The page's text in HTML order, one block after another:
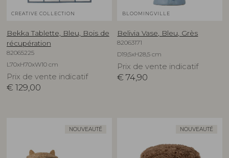
CREATIVE COLLECTION
Bekka Tablette, Bleu, Bois de
récupération
82065225
L70xH70xW10 cm
Prix de vente indicatif
€ 129,00
BLOOMINGVILLE
Belivia Vase, Bleu, Grès
82063171
D19,5xH28,5 cm
Prix de vente indicatif
€ 74,90
NOUVEAUTÉ NOUVEAUTÉ